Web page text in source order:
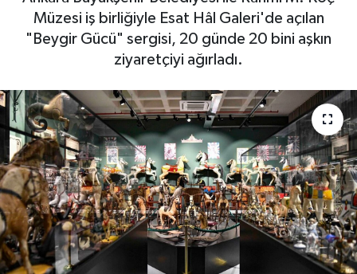
Müzesi iş birliğiyle Esat Hâl Galeri'de açılan
"Beygir Gücü" sergisi, 20 günde 20 bini aşkın
ziyaretçiyi ağırladı.